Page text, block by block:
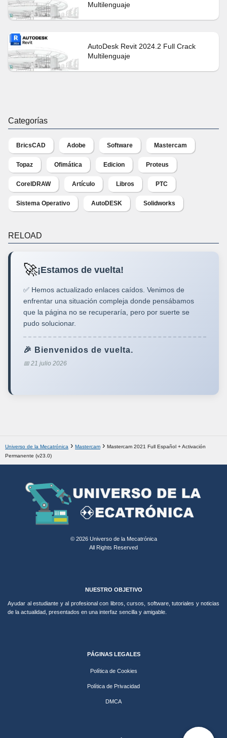
Multilenguaje
AutoDesk Revit 2024.2 Full Crack
Multilenguaje
Categorías
BricsCAD Adobe Software Mastercam
Topaz Ofimática Edicion Proteus
CorelDRAW Artículo Libros PTC
Sistema Operativo AutoDESK Solidworks
RELOAD
🚀¡Estamos de vuelta!
✅ Hemos actualizado enlaces caídos. Venimos de
enfrentar una situación compleja donde pensábamos
que la página no se recuperaría, pero por suerte se
pudo solucionar.
🎉 Bienvenidos de vuelta.
📅 21 julio 2026
Universo de la Mecatrónica Mastercam
Mastercam 2021 Full Español + Activación
Permanente (v23.0)
© 2026 Universo de la Mecatrónica
All Rights Reserved
NUESTRO OBJETIVO
Ayudar al estudiante y al profesional con libros, cursos, software, tutoriales y noticias
de la actualidad, presentados en una interfaz sencilla y amigable.
PÁGINAS LEGALES
Política de Cookies
Política de Privacidad
DMCA